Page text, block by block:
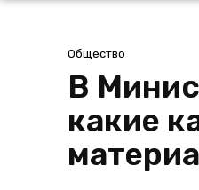
Общество
В
какие